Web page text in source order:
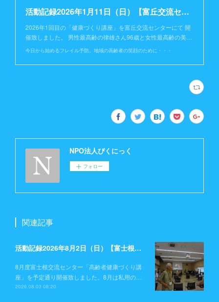
活動記録2026年1月11日（日）【富丘交流センター】
2026年1回目の「健康づくり講座」を富丘交流センターにて 開
催致しました。 男性最高齢の律雄さん96歳と女性最高齢の美…
今日から始めるフレイル予防。地域の高齢者の笑顔のために・・・
NPO法人ぴくにっく
フォロー
関連記事
活動記録2026年8月2日（日）【富士根交流センター】
8月度富士根交流センター「高齢者健康づくり講
座」を予定通り開催致しました。8月は私用の…
2026.08.03 08:20